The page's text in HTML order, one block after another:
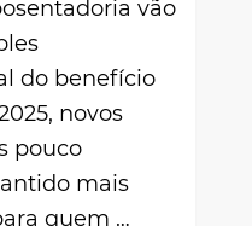
vão
do benefício
novos
pouco
mais
quem …